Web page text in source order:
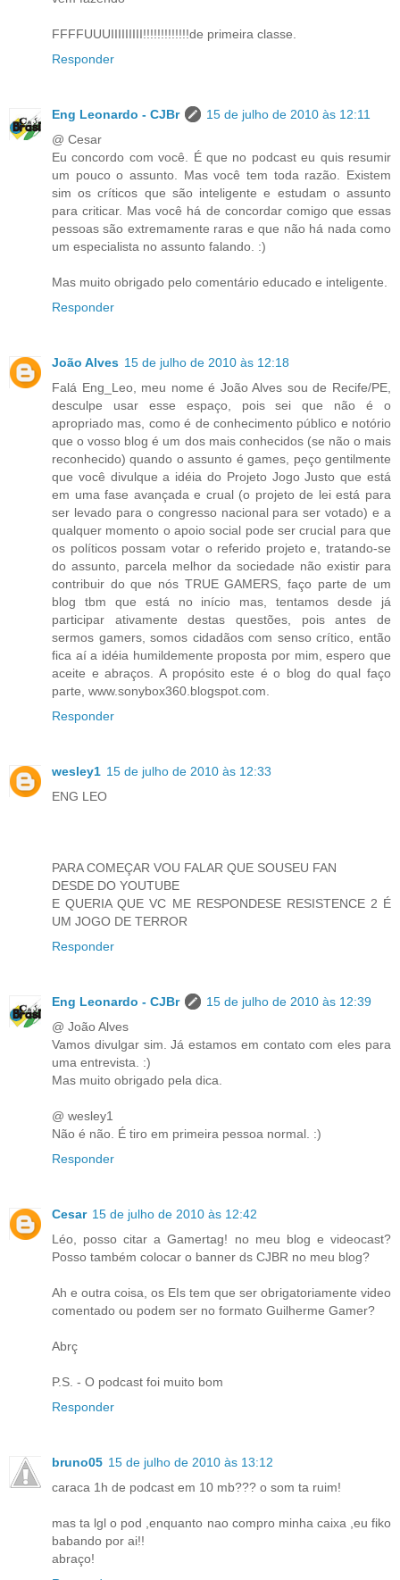
FFFFUUUIIIIIIIII!!!!!!!!!!!!!de primeira classe.
Responder
Eng Leonardo - CJBr
15 de julho de 2010 às 12:11
@ Cesar
Eu concordo com você. É que no podcast eu quis resumir
um pouco o assunto. Mas você tem toda razão. Existem
sim os críticos que são inteligente e estudam o assunto
para criticar. Mas você há de concordar comigo que essas
pessoas são extremamente raras e que não há nada como
um especialista no assunto falando. :)
Mas muito obrigado pelo comentário educado e inteligente.
Responder
João Alves 15 de julho de 2010 às 12:18
Falá Eng_Leo, meu nome é João Alves sou de Recife/PE,
desculpe usar esse espaço, pois sei que não é o
apropriado mas, como é de conhecimento público e notório
que o vosso blog é um dos mais conhecidos (se não o mais
reconhecido) quando o assunto é games, peço gentilmente
que você divulque a idéia do Projeto Jogo Justo que está
em uma fase avançada e crual (o projeto de lei está para
ser levado para o congresso nacional para ser votado) e a
qualquer momento o apoio social pode ser crucial para que
os políticos possam votar o referido projeto e, tratando-se
do assunto, parcela melhor da sociedade não existir para
contribuir do que nós TRUE GAMERS, faço parte de um
blog tbm que está no início mas, tentamos desde já
participar ativamente destas questões, pois antes de
sermos gamers, somos cidadãos com senso crítico, então
fica aí a idéia humildemente proposta por mim, espero que
aceite e abraços. A propósito este é o blog do qual faço
parte, www.sonybox360.blogspot.com.
Responder
wesley1 15 de julho de 2010 às 12:33
ENG LEO
PARA COMEÇAR VOU FALAR QUE SOUSEU FAN
DESDE DO YOUTUBE
E QUERIA QUE VC ME RESPONDESE RESISTENCE 2 É
UM JOGO DE TERROR
Responder
Eng Leonardo - CJBr
15 de julho de 2010 às 12:39
@ João Alves
Vamos divulgar sim. Já estamos em contato com eles para
uma entrevista. :)
Mas muito obrigado pela dica.
@ wesley1
Não é não. É tiro em primeira pessoa normal. :)
Responder
Cesar 15 de julho de 2010 às 12:42
Léo, posso citar a Gamertag! no meu blog e videocast?
Posso também colocar o banner ds CJBR no meu blog?
Ah e outra coisa, os EIs tem que ser obrigatoriamente video
comentado ou podem ser no formato Guilherme Gamer?
Abrç
P.S. - O podcast foi muito bom
Responder
bruno05 15 de julho de 2010 às 13:12
caraca 1h de podcast em 10 mb??? o som ta ruim!
mas ta lgl o pod ,enquanto nao compro minha caixa ,eu fiko
babando por ai!!
abraço!